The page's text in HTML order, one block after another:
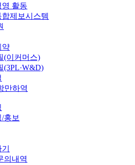
영 활동
합제보시스템
약
(이커머스)
(3PL·W&D)
만하역
홍보
의내역